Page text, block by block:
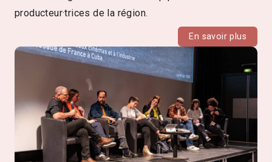
producteur·trices de la région.
En savoir plus